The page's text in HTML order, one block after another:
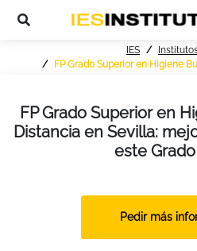
IES
FP Grado Superior en Higiene
FP Grado Superior en
Distancia en Sevilla:
este
Pedir más